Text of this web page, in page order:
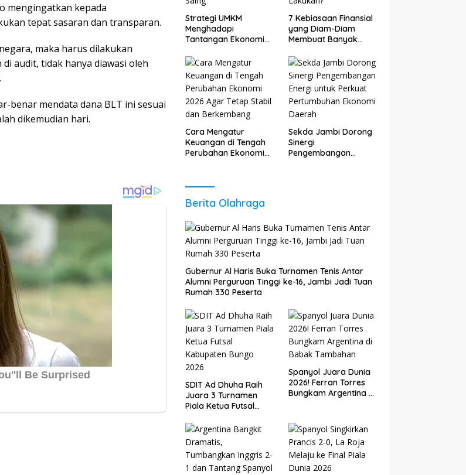
mengingatkan kepada
tepat sasaran dan transparan.
maka harus dilakukan
audit, tidak hanya diawasi oleh
benar mendata dana BLT ini sesuai
dikemudian hari.
Strategi UMKM
Menghadapi
Tantangan Ekonomi
Digitalisasi, dan Daya
Saing
7 Kebiasaan Finansial
yang Diam-Diam
Membuat Banyak
Sudah Anda Lakukan?
Cara Mengatur
Keuangan di Tengah
Perubahan Ekonomi
Berkembang
Sekda Jambi Dorong
Sinergi
Pengembangan
Berita Olahraga
Gubernur Al Haris Buka Turnamen Tenis Antar
Alumni Perguruan Tinggi ke-16, Jambi Jadi Tuan
Rumah 330 Peserta
SDIT Ad Dhuha Raih
Juara 3 Turnamen
Piala Ketua Futsal
2026
Spanyol Juara Dunia
2026! Ferran Torres
Bungkam Argentina di